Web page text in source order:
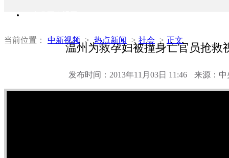
当前位置： 中新视频 > 热点新闻 > 社会 > 正文
温州为救孕妇被撞身亡官员抢救
发布时间：2013年11月03日 11:46 来源：中